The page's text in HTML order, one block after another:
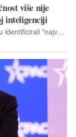
više nije
inteligenciji
U SpaceX-u vjeruju kako su identificirali "najveće djelotvorno ukupno adresabilno tržište u ljudskoj povijesti".